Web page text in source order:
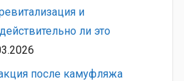
и
ли это
после камуфляжа